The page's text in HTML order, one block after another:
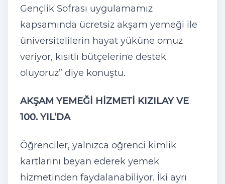
Gençlik Sofrası uygulamamız
kapsamında ücretsiz akşam yemeği ile
üniversitelilerin hayat yüküne omuz
veriyor, kısıtlı bütçelerine destek
oluyoruz” diye konuştu.
AKŞAM YEMEĞİ HİZMETİ KIZILAY VE
100. YIL’DA
Öğrenciler, yalnızca öğrenci kimlik
kartlarını beyan ederek yemek
hizmetinden faydalanabiliyor. İki ayrı